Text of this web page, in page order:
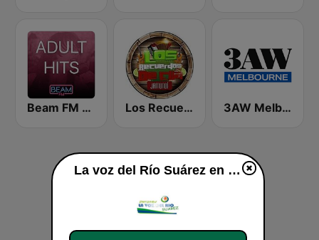
Beam FM - Adult Hits Los Recuerdos De Ella Radio 3AW Melbourne
La voz del Río Suárez en vivo